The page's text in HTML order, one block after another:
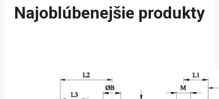
Najoblúbenejšie produkty